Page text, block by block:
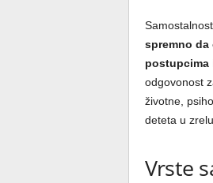
spremno
postupcima
odgovonost
životne,
deteta u
Vrste